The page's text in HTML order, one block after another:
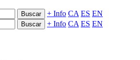
Buscar + Info CA ES EN
Buscar + Info CA ES EN